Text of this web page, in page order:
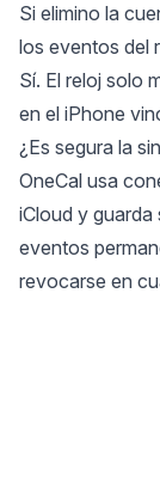
Si elimino la
los eventos del
Sí. El reloj solo
en el iPhone
¿Es segura la
OneCal usa
iCloud y
eventos
revocarse en